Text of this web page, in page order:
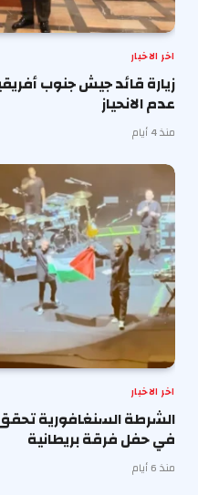
اخر الاخبار
زيارة قائد جيش جنوب
عدم الانحياز
منذ 4 أيام
اخر الاخبار
الشرطة السنغافورية
في حفل فرقة بريطانية
منذ 6 أيام